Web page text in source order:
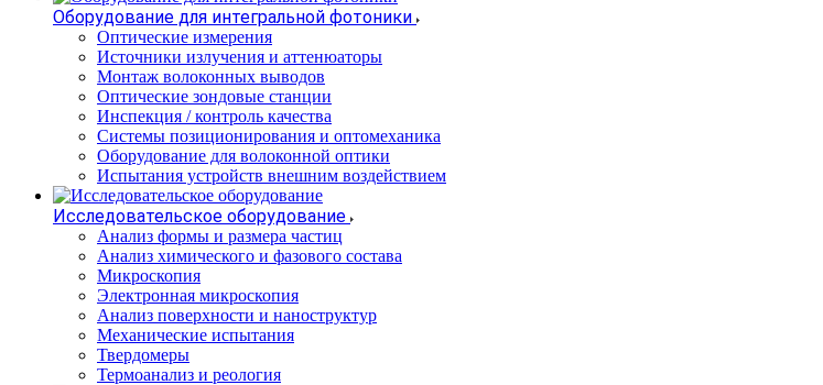
Оборудование для интегральной фотоники
Оптические измерения
Источники излучения и аттенюаторы
Монтаж волоконных выводов
Оптические зондовые станции
Инспекция / контроль качества
Системы позиционирования и оптомеханика
Оборудование для волоконной оптики
Испытания устройств внешним воздействием
Исследовательское оборудование
Анализ формы и размера частиц
Анализ химического и фазового состава
Микроскопия
Электронная микроскопия
Анализ поверхности и наноструктур
Механические испытания
Твердомеры
Термоанализ и реология